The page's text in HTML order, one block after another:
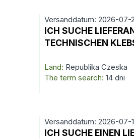
Versanddatum: 2026-07-
ICH SUCHE
TECHNISCHEN
Land: Republika Czeska
The term search: 14 dni
Versanddatum: 2026-07-
ICH SUCHE EINEN